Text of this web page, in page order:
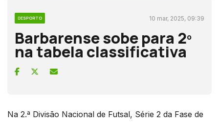
DESPORTO 10 mar, 2025, 09:39
Barbarense sobe para 2º
na tabela classificativa
Na 2.ª Divisão Nacional de Futsal, Série 2 da Fase de